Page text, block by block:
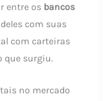
entre os bancos
com suas
com carteiras
que surgiu.
no mercado